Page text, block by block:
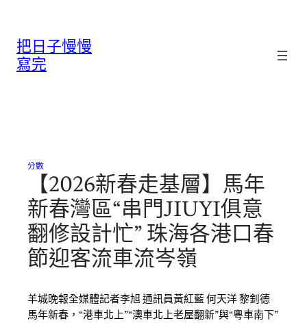
把日子慢慢
寫完
分數
【2026新春走基層】馬年
新春灣區“串門JIUYI俱意
翻修設計忙” 珠海各港口春
節迎客流車流岑嶺
羊城晚報全媒體記者李旭 通訊員黃紅藍 何天洋 黎釗德
馬年新春，“港車北上”“澳車北上老屋翻新”與“粵車南下”